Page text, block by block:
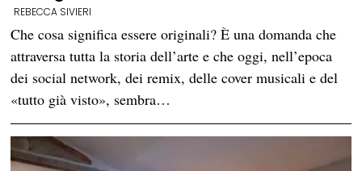
REBECCA SIVIERI
Che cosa significa essere originali? È una domanda che
attraversa tutta la storia dell’arte e che oggi, nell’epoca
dei social network, dei remix, delle cover musicali e del
«tutto già visto», sembra…